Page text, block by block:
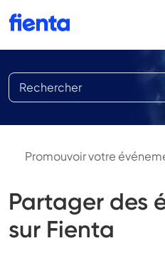
Promouvoir votre
Partager des
sur Fienta